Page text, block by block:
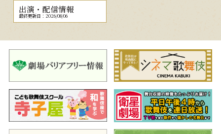
出演・配信情報
最終更新日：2026/08/06